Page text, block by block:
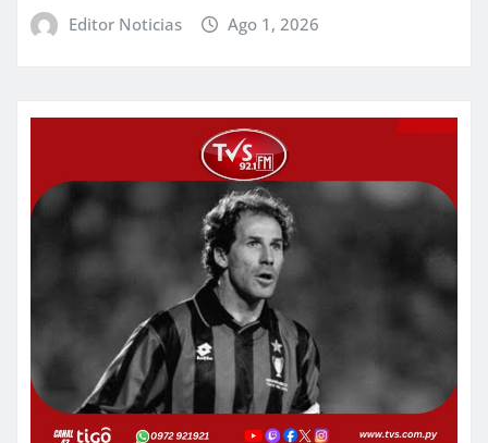
Editor Noticias Ago 1, 2026